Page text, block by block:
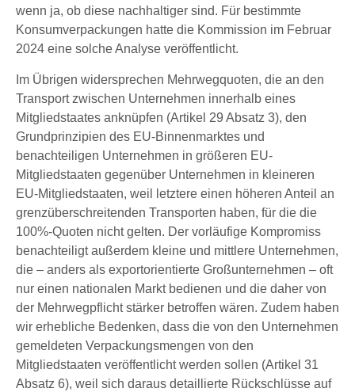
wenn ja, ob diese nachhaltiger sind. Für bestimmte
Konsumverpackungen hatte die Kommission im Februar
2024 eine solche Analyse veröffentlicht.
Im Übrigen widersprechen Mehrwegquoten, die an den
Transport zwischen Unternehmen innerhalb eines
Mitgliedstaates anknüpfen (Artikel 29 Absatz 3), den
Grundprinzipien des EU-Binnenmarktes und
benachteiligen Unternehmen in größeren EU-
Mitgliedstaaten gegenüber Unternehmen in kleineren
EU-Mitgliedstaaten, weil letztere einen höheren Anteil an
grenzüberschreitenden Transporten haben, für die die
100%-Quoten nicht gelten. Der vorläufige Kompromiss
benachteiligt außerdem kleine und mittlere Unternehmen,
die – anders als exportorientierte Großunternehmen – oft
nur einen nationalen Markt bedienen und die daher von
der Mehrwegpflicht stärker betroffen wären. Zudem haben
wir erhebliche Bedenken, dass die von den Unternehmen
gemeldeten Verpackungsmengen von den
Mitgliedstaaten veröffentlicht werden sollen (Artikel 31
Absatz 6), weil sich daraus detaillierte Rückschlüsse auf